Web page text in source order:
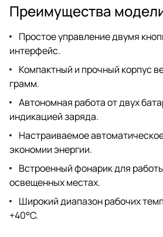
Преимущества
Простое управление двумя
интерфейс.
Компактный и прочный корпус
грамм.
Автономная работа от двух
индикацией заряда.
Настраиваемое
экономии энергии.
Встроенный фонарик для
освещенных местах.
Широкий диапазон рабочих
+40°C.